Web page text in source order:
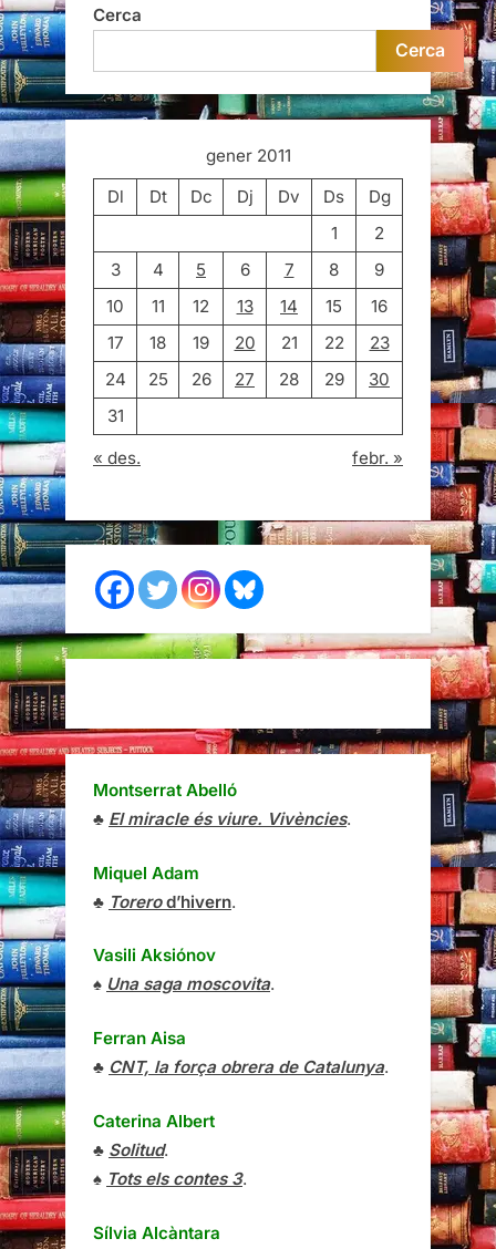
Cerca
Cerca
gener 2011
Dl
Dt Dc Dj Dv Ds
Dg
1
2
3
4 5 6 7 8
9
10
11 12 13 14 15
16
17
18 19 20 21 22
23
24
25 26 27 28 29
30
31
« des.
febr. »
Montserrat Abelló
♣ El miracle és viure. Vivències.
Miquel Adam
♣ Torerod’hivern.
Vasili Aksiónov
♠ Una saga moscovita.
Ferran Aisa
♣ CNT, la força obrera de Catalunya.
Caterina Albert
♣ Solitud.
♠ Tots els contes 3.
Sílvia Alcàntara